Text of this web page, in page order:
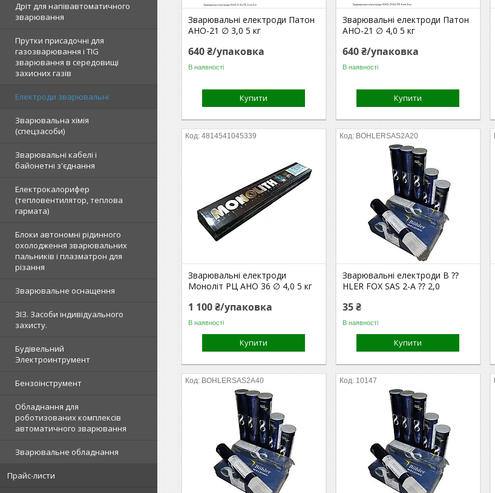
Дріт для напівавтоматичного
зварювання
Прутки присадочні для
газозварювання і TIG
зварювання в середовищі
захисних газів
Електроди зварювальні
Зварювальна хімія
(спецзасоби)
Зварювальні кабелі і
байонетні з'єднання
Електрокалорифер
(тепловентилятор, теплова
гармата)
Блоки автономні рідинного
охолодження зварювальних
пальників і плазматрон для
різання
Зварювальне оснащення
ЗІЗ. Засоби індивідуального
захисту.
Будівельний
Электроинтрумент
Бензоінструмент
Обладнання для
роботизованих комплексів
автоматичного зварювання
Зварювальне обладнання
Прайс-листи
Зварювальні електроди Патон
АНО-21 ∅ 3,0 5 кг
640 ₴/упаковка
В наявності
Купити
Зварювальні електроди Патон
АНО-21 ∅ 4,0 5 кг
640 ₴/упаковка
В наявності
Купити
4814541045339
Зварювальні електроди
Моноліт РЦ АНО 36 ∅ 4,0 5 кг
1 100 ₴/упаковка
В наявності
Купити
BOHLERSAS2A20
Зварювальні електроди B ⁇
HLER FOX SAS 2-A ⁇ 2,0
35 ₴
В наявності
Купити
BOHLERSAS2A40 10147